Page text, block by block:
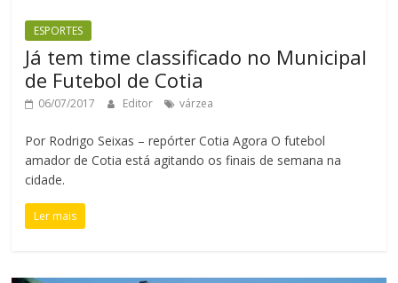
ESPORTES
Já tem time classificado no Municipal
de Futebol de Cotia
06/07/2017 Editor várzea
Por Rodrigo Seixas – repórter Cotia Agora O futebol
amador de Cotia está agitando os finais de semana na
cidade.
Ler mais